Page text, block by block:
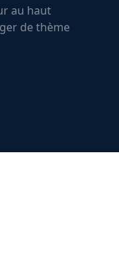
au haut
de thème